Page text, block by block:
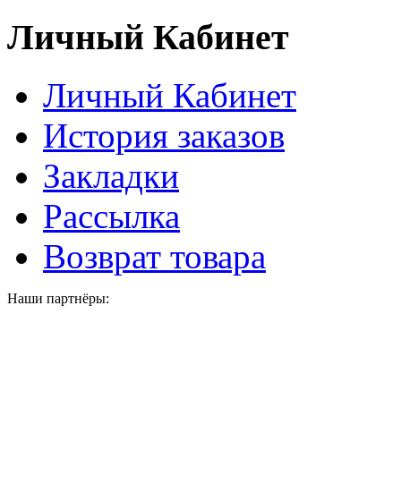
Личный Кабинет
Личный Кабинет
История заказов
Закладки
Рассылка
Возврат товара
Наши партнёры: